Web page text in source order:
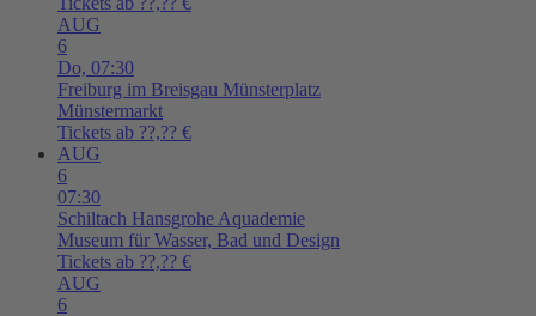
AUG
6
Do, 07:30
Freiburg im Breisgau Münsterplatz
Münstermarkt
Tickets ab ??,?? €
AUG
6
07:30
Schiltach Hansgrohe Aquademie
Museum für Wasser, Bad und Design
Tickets ab ??,?? €
AUG
6